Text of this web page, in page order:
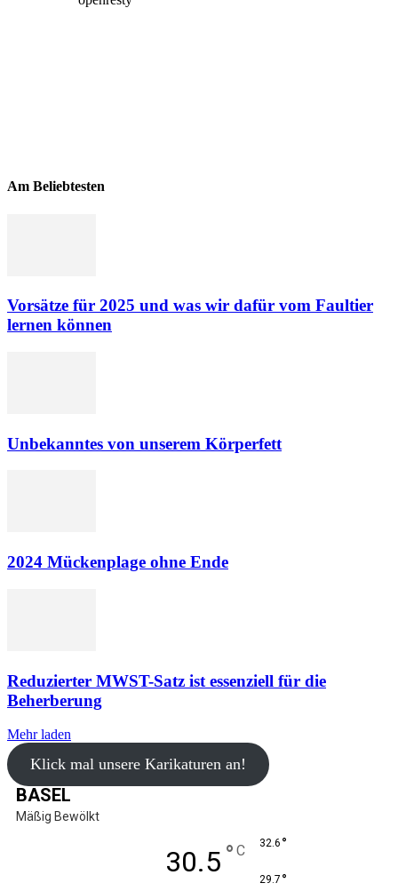
Am Beliebtesten
Vorsätze für 2025 und was wir dafür vom Faultier
lernen können
Unbekanntes von unserem Körperfett
2024 Mückenplage ohne Ende
Reduzierter MWST-Satz ist essenziell für die
Beherberung
Mehr laden
Klick mal unsere Karikaturen an!
BASEL
Mäßig Bewölkt
30.5 ° C 32.6 °
29.7 °